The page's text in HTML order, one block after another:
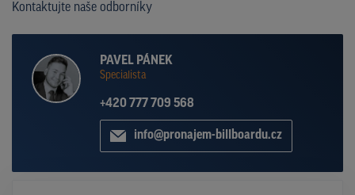
Kontaktujte naše odborníky
PAVEL PÁNEK
Specialista
+420 777 709 568
info@pronajem-billboardu.cz